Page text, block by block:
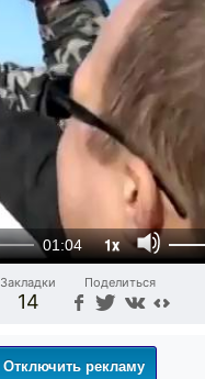
01:04 1x
Закладки
14
Поделиться
Отключить рекламу